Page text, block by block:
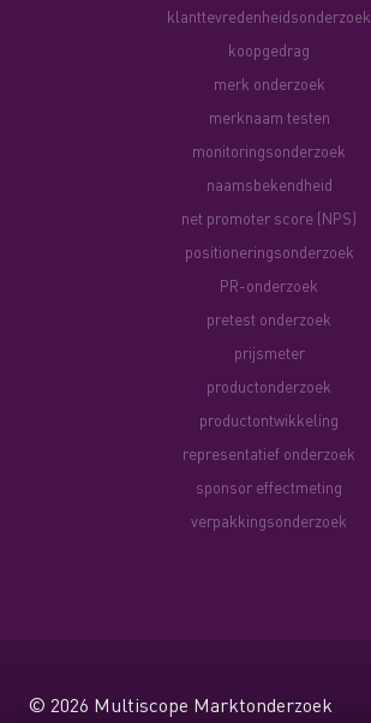
klanttevredenheidsonderzoek
koopgedrag
merk onderzoek
merknaam testen
monitoringsonderzoek
naamsbekendheid
net promoter score (NPS)
positioneringsonderzoek
PR-onderzoek
pretest onderzoek
prijsmeter
productonderzoek
productontwikkeling
representatief onderzoek
sponsor effectmeting
verpakkingsonderzoek
© 2026 Multiscope Marktonderzoek